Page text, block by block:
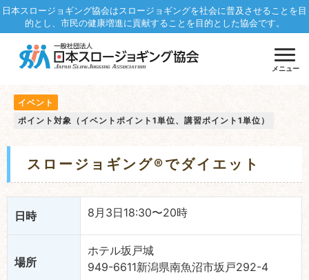
日本スロージョギング協会はスロージョギングを社会に普及させることを目
的とし、市民の健康増進に貢献することを目的とした協会です。
メニュー
イベント
ポイント対象（イベントポイント1単位、講習ポイント1単位）
スロージョギング®でダイエット
日時 8月3日18:30〜20時
場所
ホテル坂戸城
949-6611新潟県南魚沼市坂戸292-4